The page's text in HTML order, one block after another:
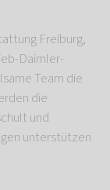
Freiburg,
Daimler-
Team die
die
und
unterstützen